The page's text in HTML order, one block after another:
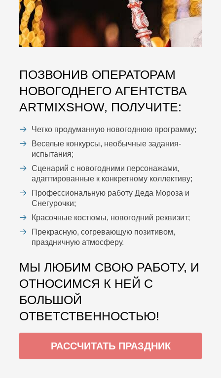
ПОЗВОНИВ ОПЕРАТОРАМ
НОВОГОДНЕГО АГЕНТСТВА
ARTMIXSHOW, ПОЛУЧИТЕ:
Четко продуманную новогоднюю программу;
Веселые конкурсы, необычные задания-
испытания;
Сценарий с новогодними персонажами,
адаптированные к конкретному коллективу;
Профессиональную работу Деда Мороза и
Снегурочки;
Красочные костюмы, новогодний реквизит;
Прекрасную, согревающую позитивом,
праздничную атмосферу.
МЫ ЛЮБИМ СВОЮ РАБОТУ, И
ОТНОСИМСЯ К НЕЙ С
БОЛЬШОЙ
ОТВЕТСТВЕННОСТЬЮ!
РАССЧИТАТЬ ПРАЗДНИК